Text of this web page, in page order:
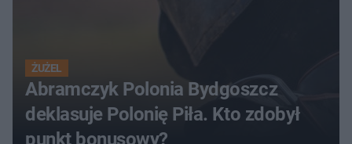
ŻUŻEL
Abramczyk Polonia Bydgoszcz
deklasuje Polonię Piła. Kto zdobył
punkt bonusowy?